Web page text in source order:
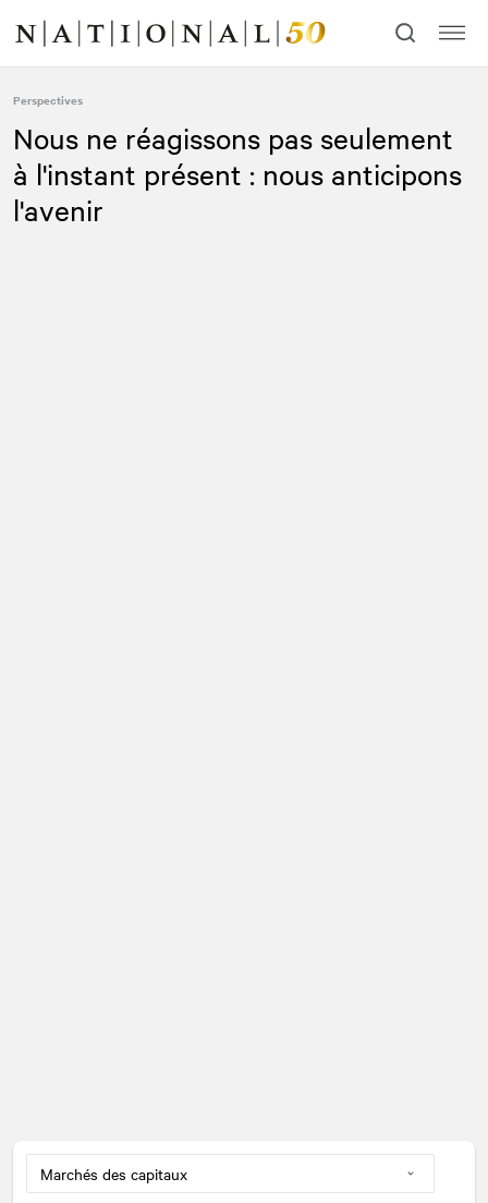
contenu
navigation
Perspectives
Nous ne réagissons pas seulement
à l'instant présent : nous anticipons
l'avenir